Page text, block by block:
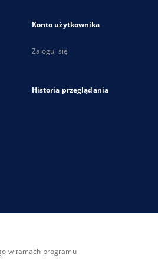
Konto użytkownika
Zaloguj się
Historia przeglądania
w ramach programu